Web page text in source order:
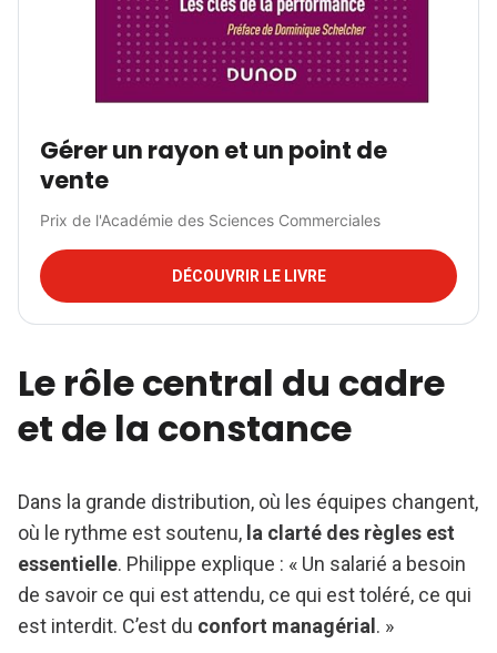
Gérer un rayon et un point de
vente
Prix de l'Académie des Sciences Commerciales
DÉCOUVRIR LE LIVRE
Le rôle central du cadre
et de la constance
Dans la grande distribution, où les équipes changent,
où le rythme est soutenu, la clarté des règles est
essentielle. Philippe explique : « Un salarié a besoin
de savoir ce qui est attendu, ce qui est toléré, ce qui
est interdit. C’est du confort managérial . »